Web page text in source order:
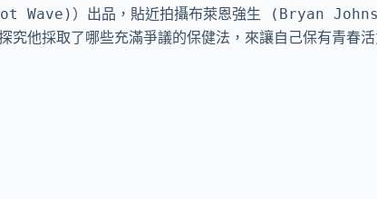
）出品，貼近拍攝布萊恩強生 (Bryan
究他採取了哪些充滿爭議的保健法，來讓自己保有青春